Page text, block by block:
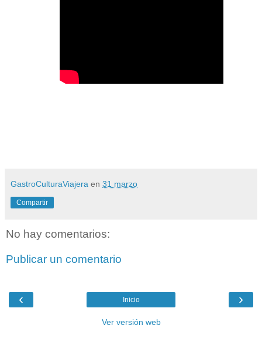
GastroCulturaViajera en 31 marzo
Compartir
No hay comentarios:
Publicar un comentario
‹ ›
Inicio
Ver versión web